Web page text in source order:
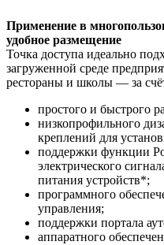
Применение в
удобное размещение
Точка доступа идеально
загруженной среде
рестораны и школы — за
простого и быстрого
низкопрофильного
креплений для
поддержки функции
электрического
питания устройств*;
программного
управления;
поддержки портала
аппаратного